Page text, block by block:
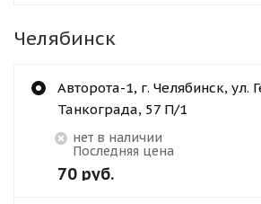
Челябинск
Авторота-1, г. Челябинск, ул.
Танкограда, 57 П/1
Нет в наличии
Последняя цена
70 руб.